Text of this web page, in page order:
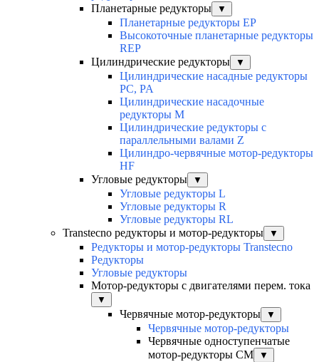
Планетарные редукторы
▼
Планетарные редукторы EP
Высокоточные планетарные редукторы
REP
Цилиндрические редукторы
▼
Цилиндрические насадные редукторы
PC, PA
Цилиндрические насадочные
редукторы M
Цилиндрические редукторы с
параллельными валами Z
Цилиндро-червячные мотор-редукторы
HF
Угловые редукторы
▼
Угловые редукторы L
Угловые редукторы R
Угловые редукторы RL
Transtecno редукторы и мотор-редукторы
▼
Редукторы и мотор-редукторы Transtecno
Редукторы
Угловые редукторы
Мотор-редукторы с двигателями перем. тока
▼
Червячные мотор-редукторы ▼
Червячные мотор-редукторы
Червячные одноступенчатые
мотор-редукторы CM
▼